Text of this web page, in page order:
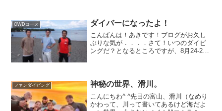
OWDコース ダイバーになったよ！
こんばんは！あきです！ブログがお久し
ぶりな気が．．．．さて！いつのダイビ
ングだ？となるところですが、8月24-25
2日目！目の前...
ファンダイビング 神秘の世界、滑川。
こんにちわ^ ^先日の富山、滑川（なめり
かわって、川って書いてあるけど海だよ